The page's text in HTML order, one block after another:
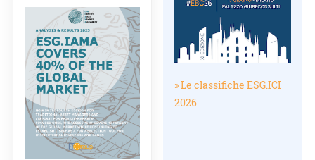
» Le classifiche ESG.ICI
2026